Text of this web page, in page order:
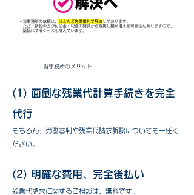
当事務所のメリット
(1) 面倒な残業代計算手続きを完全
代行
もちろん、労働審判や残業代請求訴訟についても一任く
ださい。
(2) 明確な費用、完全後払い
​残業代請求に関するご相談は、無料です。